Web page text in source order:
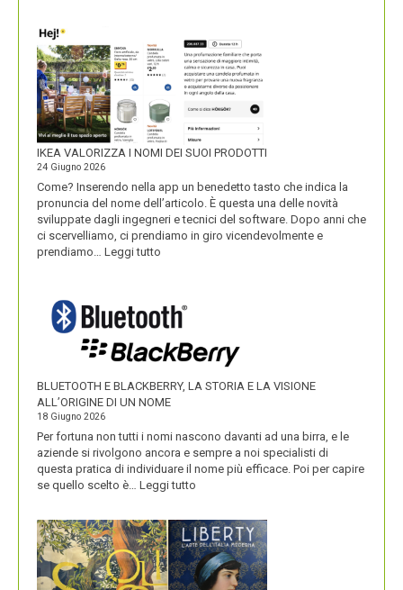
IKEA VALORIZZA I NOMI DEI SUOI PRODOTTI
24 Giugno 2026
Come? Inserendo nella app un benedetto tasto che indica la
pronuncia del nome dell’articolo. È questa una delle novità
sviluppate dagli ingegneri e tecnici del software. Dopo anni che
ci scervelliamo, ci prendiamo in giro vicendevolmente e
prendiamo… Leggi tutto
NOMI
DEI
SUOI
PRODOTTI
BLUETOOTH E BLACKBERRY, LA STORIA E LA VISIONE
ALL’ORIGINE DI UN NOME
18 Giugno 2026
Per fortuna non tutti i nomi nascono davanti ad una birra, e le
aziende si rivolgono ancora e sempre a noi specialisti di
questa pratica di individuare il nome più efficace. Poi per capire
se quello scelto è… Leggi tutto
E
BLACKBERRY,
LA
STORIA
E